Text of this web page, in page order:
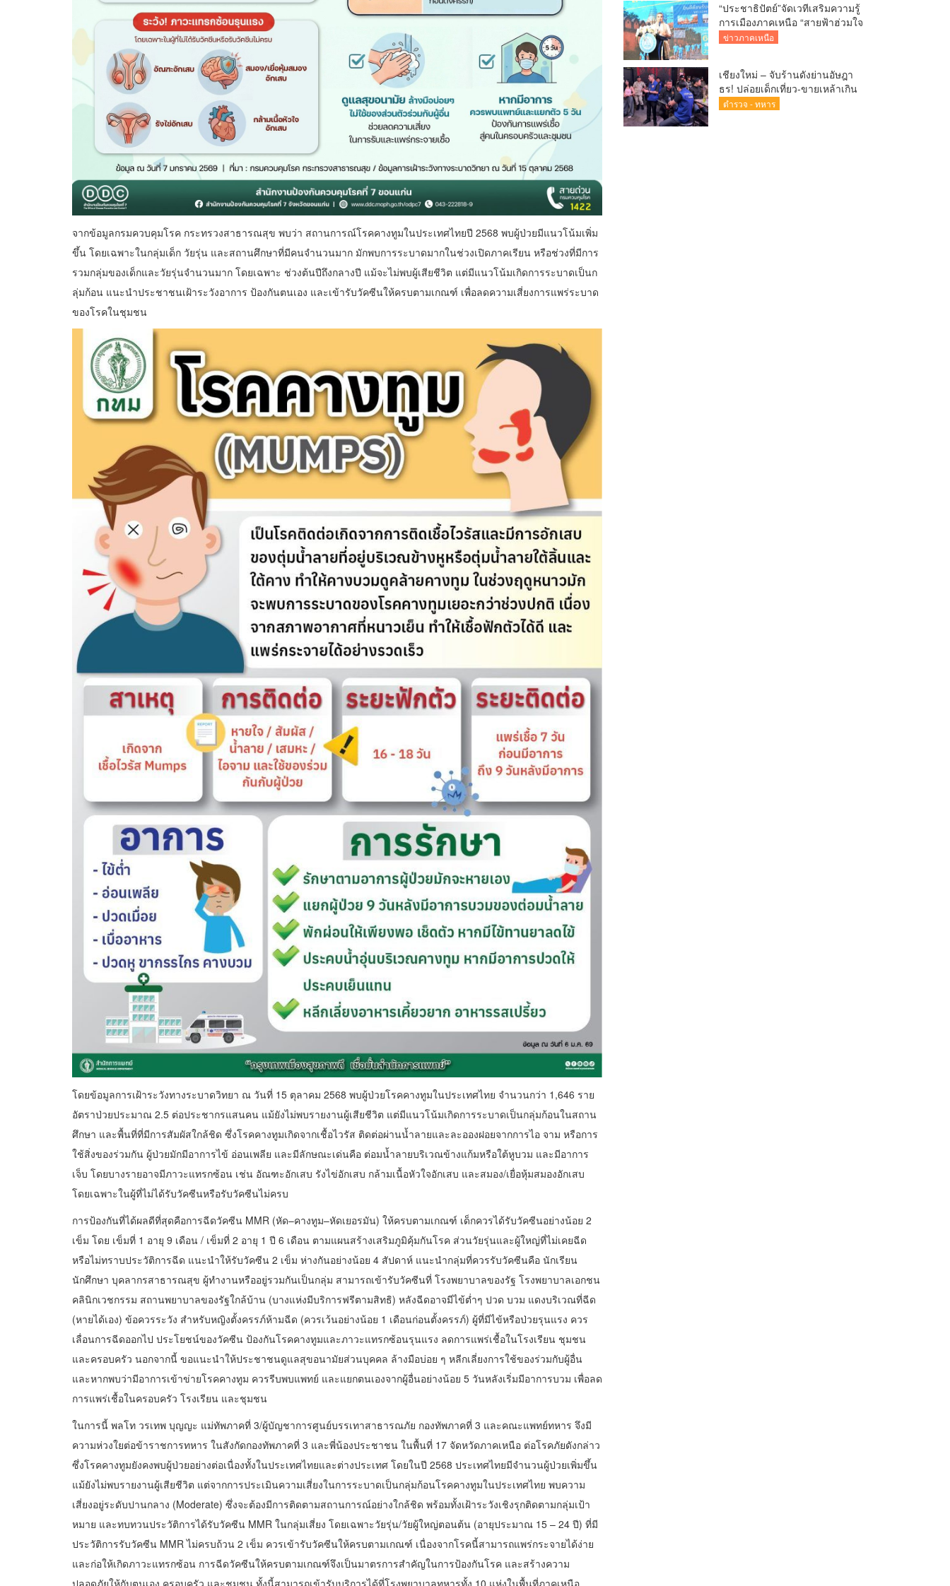
จากข้อมูลกรมควบคุมโรค กระทรวงสาธารณสุข พบว่า สถานการณ์โรคคางทูมในประเทศไทยปี 2568 พบผู้ป่วยมีแนวโน้มเพิ่ม
ขึ้น โดยเฉพาะในกลุ่มเด็ก วัยรุ่น และสถานศึกษาที่มีคนจำนวนมาก มักพบการระบาดมากในช่วงเปิดภาคเรียน หรือช่วงที่มีการ
รวมกลุ่มของเด็กและวัยรุ่นจำนวนมาก โดยเฉพาะ ช่วงต้นปีถึงกลางปี แม้จะไม่พบผู้เสียชีวิต แต่มีแนวโน้มเกิดการระบาดเป็นก
ลุ่มก้อน แนะนำประชาชนเฝ้าระวังอาการ ป้องกันตนเอง และเข้ารับวัคซีนให้ครบตามเกณฑ์ เพื่อลดความเสี่ยงการแพร่ระบาด
ของโรคในชุมชน
โดยข้อมูลการเฝ้าระวังทางระบาดวิทยา ณ วันที่ 15 ตุลาคม 2568 พบผู้ป่วยโรคคางทูมในประเทศไทย จำนวนกว่า 1,646 ราย
อัตราป่วยประมาณ 2.5 ต่อประชากรแสนคน แม้ยังไม่พบรายงานผู้เสียชีวิต แต่มีแนวโน้มเกิดการระบาดเป็นกลุ่มก้อนในสถาน
ศึกษา และพื้นที่ที่มีการสัมผัสใกล้ชิด ซึ่งโรคคางทูมเกิดจากเชื้อไวรัส ติดต่อผ่านน้ำลายและละอองฝอยจากการไอ จาม หรือการ
ใช้สิ่งของร่วมกัน ผู้ป่วยมักมีอาการไข้ อ่อนเพลีย และมีลักษณะเด่นคือ ต่อมน้ำลายบริเวณข้างแก้มหรือใต้หูบวม และมีอาการ
เจ็บ โดยบางรายอาจมีภาวะแทรกซ้อน เช่น อัณฑะอักเสบ รังไข่อักเสบ กล้ามเนื้อหัวใจอักเสบ และสมอง/เยื่อหุ้มสมองอักเสบ
โดยเฉพาะในผู้ที่ไม่ได้รับวัคซีนหรือรับวัคซีนไม่ครบ
การป้องกันที่ได้ผลดีที่สุดคือการฉีดวัคซีน MMR (หัด–คางทูม–หัดเยอรมัน) ให้ครบตามเกณฑ์ เด็กควรได้รับวัคซีนอย่างน้อย 2
เข็ม โดย เข็มที่ 1 อายุ 9 เดือน / เข็มที่ 2 อายุ 1 ปี 6 เดือน ตามแผนสร้างเสริมภูมิคุ้มกันโรค ส่วนวัยรุ่นและผู้ใหญ่ที่ไม่เคยฉีด
หรือไม่ทราบประวัติการฉีด แนะนำให้รับวัคซีน 2 เข็ม ห่างกันอย่างน้อย 4 สัปดาห์ แนะนำกลุ่มที่ควรรับวัคซีนคือ นักเรียน
นักศึกษา บุคลากรสาธารณสุข ผู้ทำงานหรืออยู่รวมกันเป็นกลุ่ม สามารถเข้ารับวัคซีนที่ โรงพยาบาลของรัฐ โรงพยาบาลเอกชน
คลินิกเวชกรรม สถานพยาบาลของรัฐใกล้บ้าน (บางแห่งมีบริการฟรีตามสิทธิ) หลังฉีดอาจมีไข้ต่ำๆ ปวด บวม แดงบริเวณที่ฉีด
(หายได้เอง) ข้อควรระวัง สำหรับหญิงตั้งครรภ์ห้ามฉีด (ควรเว้นอย่างน้อย 1 เดือนก่อนตั้งครรภ์) ผู้ที่มีไข้หรือป่วยรุนแรง ควร
เลื่อนการฉีดออกไป ประโยชน์ของวัคซีน ป้องกันโรคคางทูมและภาวะแทรกซ้อนรุนแรง ลดการแพร่เชื้อในโรงเรียน ชุมชน
และครอบครัว นอกจากนี้ ขอแนะนำให้ประชาชนดูแลสุขอนามัยส่วนบุคคล ล้างมือบ่อย ๆ หลีกเลี่ยงการใช้ของร่วมกับผู้อื่น
และหากพบว่ามีอาการเข้าข่ายโรคคางทูม ควรรีบพบแพทย์ และแยกตนเองจากผู้อื่นอย่างน้อย 5 วันหลังเริ่มมีอาการบวม เพื่อลด
การแพร่เชื้อในครอบครัว โรงเรียน และชุมชน
ในการนี้ พลโท วรเทพ บุญญะ แม่ทัพภาคที่ 3/ผู้บัญชาการศูนย์บรรเทาสาธารณภัย กองทัพภาคที่ 3 และคณะแพทย์ทหาร จึงมี
ความห่วงใยต่อข้าราชการทหาร ในสังกัดกองทัพภาคที่ 3 และพี่น้องประชาชน ในพื้นที่ 17 จัดหวัดภาคเหนือ ต่อโรคภัยดังกล่าว
ซึ่งโรคคางทูมยังคงพบผู้ป่วยอย่างต่อเนื่องทั้งในประเทศไทยและต่างประเทศ โดยในปี 2568 ประเทศไทยมีจำนวนผู้ป่วยเพิ่มขึ้น
แม้ยังไม่พบรายงานผู้เสียชีวิต แต่จากการประเมินความเสี่ยงในการระบาดเป็นกลุ่มก้อนโรคคางทูมในประเทศไทย พบความ
เสี่ยงอยู่ระดับปานกลาง (Moderate) ซึ่งจะต้องมีการติดตามสถานการณ์อย่างใกล้ชิด พร้อมทั้งเฝ้าระวังเชิงรุกติดตามกลุ่มเป้า
หมาย และทบทวนประวัติการได้รับวัคซีน MMR ในกลุ่มเสี่ยง โดยเฉพาะวัยรุ่น/วัยผู้ใหญ่ตอนต้น (อายุประมาณ 15 – 24 ปี) ที่มี
ประวัติการรับวัคซีน MMR ไม่ครบถ้วน 2 เข็ม ควรเข้ารับวัคซีนให้ครบตามเกณฑ์ เนื่องจากโรคนี้สามารถแพร่กระจายได้ง่าย
และก่อให้เกิดภาวะแทรกซ้อน การฉีดวัคซีนให้ครบตามเกณฑ์จึงเป็นมาตรการสำคัญในการป้องกันโรค และสร้างความ
ปลอดภัยให้กับตนเอง ครอบครัว และชุมชน ทั้งนี้สามารถเข้ารับบริการได้ที่โรงพยาบาลทหารทั้ง 10 แห่งในพื้นที่ภาคเหนือ
“ประชาธิปัตย์”จัดเวทีเสริมความรู้
การเมืองภาคเหนือ “สายฟ้าฮ่วมใจ
ฮอมแฮงเมืองเหนือ” นายอภิสิทธิ์
ความรู้การเมืองภาคเหนือ “สายฟ้า
ฮ่วมใจ ฮอมแฮงเมืองเหนือ” สมาชิก
และประชาชนร่วมรับฟังคับคั่ง
ข่าวภาคเหนือ
เชียงใหม่ – จับร้านดังย่านอัษฎา
ธร! ปล่อยเด็กเที่ยว-ขายเหล้าเกิน
เวลา จ่อสั่งปิด 5 ปี
ตำรวจ - ทหาร